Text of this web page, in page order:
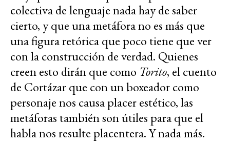
colectiva de lenguaje nada hay de saber
cierto, y que una metáfora no es más que
una figura retórica que poco tiene que ver
con la construcción de verdad. Quienes
creen esto dirán que como Torito, el cuento
de Cortázar que con un boxeador como
personaje nos causa placer estético, las
metáforas también son útiles para que el
habla nos resulte placentera. Y nada más.